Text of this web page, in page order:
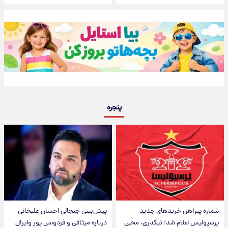
پنجره
شماره پیراهن خریدهای جدید
پرسپولیس اعلام شد؛ تیکدری، محبی
پیش‌بینی جنجالی احسان علیخانی
درباره میثاقی و فردوسی پور وایرال